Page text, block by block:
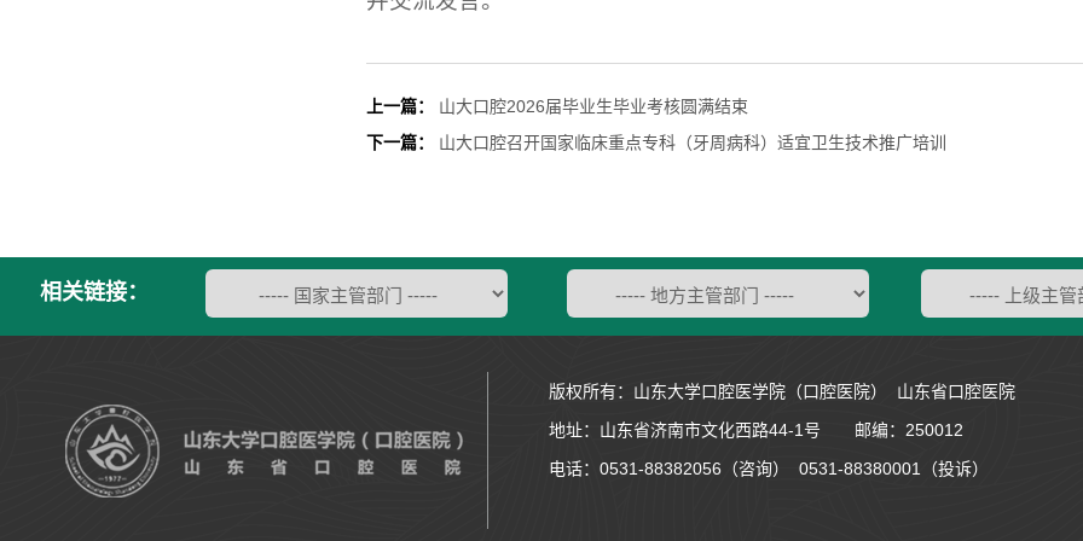
上一篇：
山大口腔2026届毕业生毕业考核圆满结束
下一篇：
山大口腔召开国家临床重点专科（牙周病科）适宜卫生技术推广培训
相关链接：
版权所有：山东大学口腔医学院（口腔医院） 山东省口腔医院
地址： 山东省济南市文化西路44-1号 邮编：250012
电话：0531-88382056（咨询） 0531-88380001（投诉）